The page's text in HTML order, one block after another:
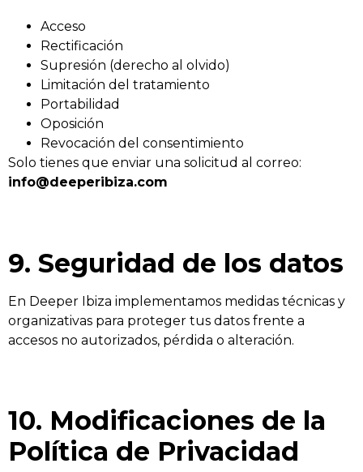
Acceso
Rectificación
Supresión (derecho al olvido)
Limitación del tratamiento
Portabilidad
Oposición
Revocación del consentimiento
Solo tienes que enviar una solicitud al correo:
info@deeperibiza.com
9. Seguridad de los datos
En Deeper Ibiza implementamos medidas técnicas y
organizativas para proteger tus datos frente a
accesos no autorizados, pérdida o alteración.
10. Modificaciones de la
Política de Privacidad